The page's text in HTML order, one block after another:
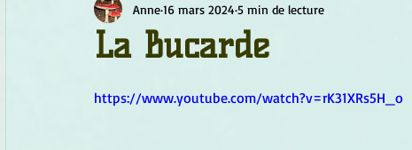
Chamanisme Champignons Conscience
La Bucarde
Anne16 mars 2024 5 min de lecture
https://www.youtube.com/watch?v=rK31XRs5H_o